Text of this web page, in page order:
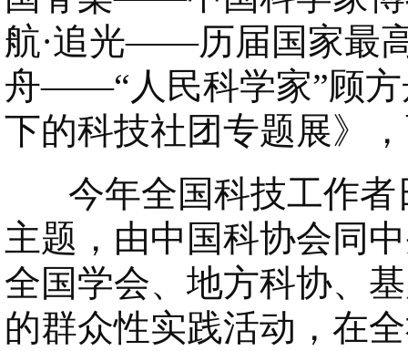
航·追光——历届国家最
舟——“人民科学家”顾方
下的科技社团专题展》
今年全国科技工作者
主题，由中国科协会同
全国学会、地方科协、
的群众性实践活动，在